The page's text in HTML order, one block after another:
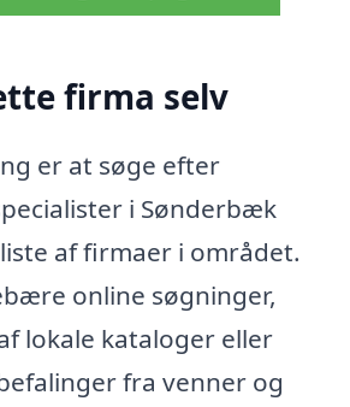
firma selv
er at søge efter
i Sønderbæk
af firmaer i området.
online søgninger,
lokale kataloger eller
fra venner og